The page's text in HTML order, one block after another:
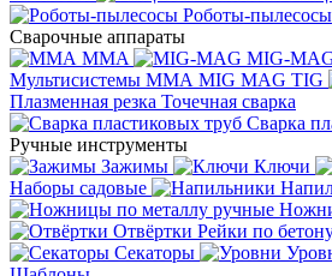
Роботы-пылесосы
Сварочные аппараты
MMA
MIG-
Мультисистемы ММА MIG MAG TIG
Плазменная резка Точечная сварка
Cварка
Ручные инструменты
Зажимы
Ключи
Наборы садовые
Отвёртки Рейки по
Секаторы